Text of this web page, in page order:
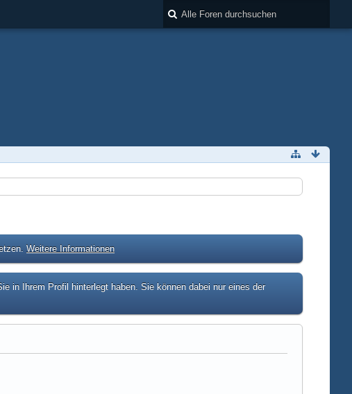
Weitere Informationen
in Ihrem Profil hinterlegt haben. Sie können dabei nur eines der